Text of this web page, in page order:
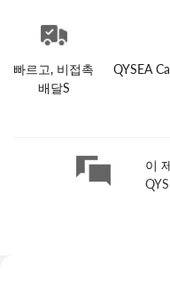
빠르고, 비접촉
배달S
QYSEA
이